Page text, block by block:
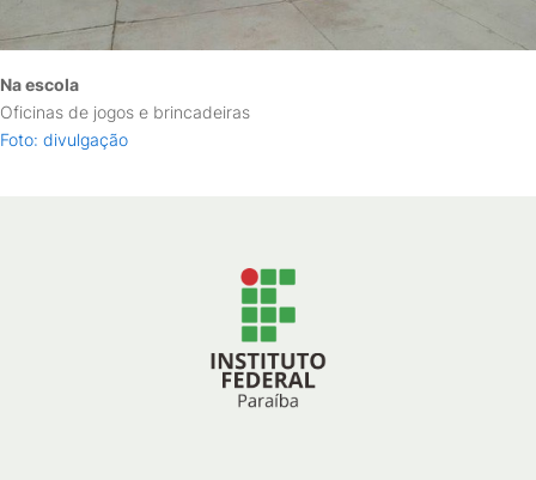
Na escola
Oficinas de jogos e brincadeiras
Foto: divulgação